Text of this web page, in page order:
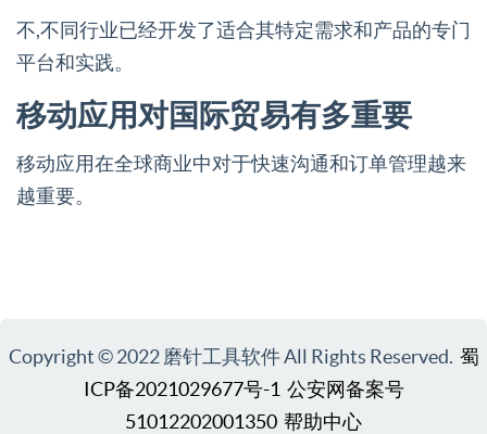
不,不同行业已经开发了适合其特定需求和产品的专门
平台和实践。
移动应用对国际贸易有多重要
移动应用在全球商业中对于快速沟通和订单管理越来
越重要。
Copyright © 2022 磨针工具软件 All Rights Reserved. 蜀
ICP备2021029677号-1 公安网备案号
51012202001350 帮助中心